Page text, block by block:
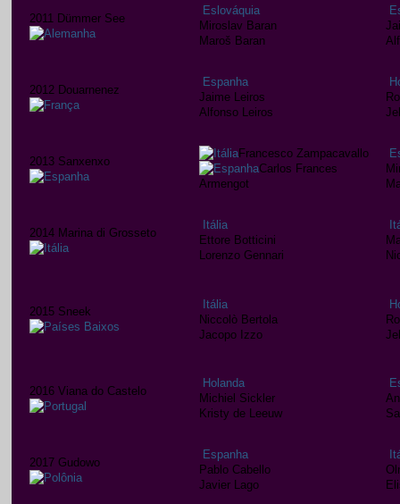
2011 Dümmer See
Eslováquia
Miroslav Baran
Maroš Baran
2012 Douarnenez
Espanha
Jaime Leiros
Alfonso Leiros
2013 Sanxenxo
Francesco Zampacavallo
Carlos Frances
Armengot
2014 Marina di Grosseto
Itália
Ettore Botticini
Lorenzo Gennari
2015 Sneek
Itália
Niccolò Bertola
Jacopo Izzo
2016 Viana do Castelo
Holanda
Michiel Sickler
Kristy de Leeuw
2017 Gudowo
Espanha
Pablo Cabello
Javier Lago